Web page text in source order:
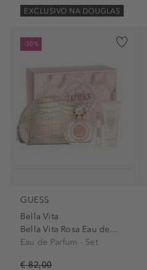
EXCLUSIVO NA DOUGLAS
-30%
GUESS
Bella Vita
Bella Vita Rosa Eau de...
Eau de Parfum - Set
€ 82,00